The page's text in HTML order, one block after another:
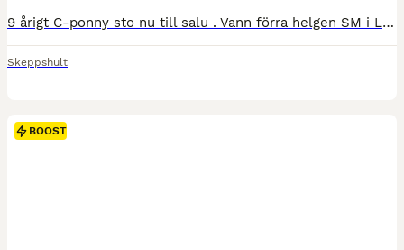
9 årigt C-ponny sto nu till salu . Vann förra helgen SM i LB hoppning 🥰. I toppform , kapacitet för höga klasser . Säljs endast till rätt hem . Vi är Väldigt måna vart hon hamnar . Skicka för mer info 0706112171 eller direkt till whats up på samma nummer .
Skeppshult
BOOST